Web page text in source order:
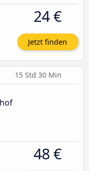
24 €
Jetzt finden
15 Std 30 Min
48 €